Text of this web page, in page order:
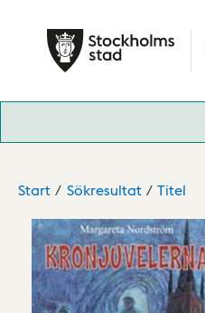
Start Sökresultat Titel